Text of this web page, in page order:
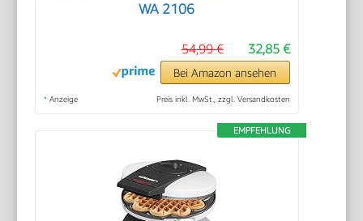
WA 2106
32,85 €
54,99 €
Bei Amazon ansehen
* Anzeige Preis inkl. MwSt., zzgl. Versandkosten
EMPFEHLUNG